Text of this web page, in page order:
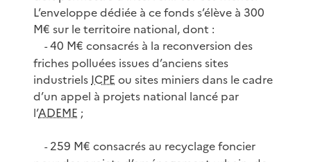
L’enveloppe dédiée à ce fonds s’élève à 300
M€ sur le territoire national, dont :
-40 M€ consacrés à la reconversion des
friches polluées issues d’anciens sites
industriels ICPE ou sites miniers dans le cadre
d’un appel à projets national lancé par
l’ADEME ;
-259 M€ consacrés au recyclage foncier